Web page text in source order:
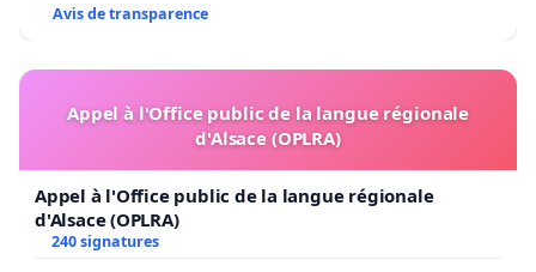
Avis de transparence
Appel à l'Office public de la langue régionale
d'Alsace (OPLRA)
Appel à l'Office public de la langue régionale
d'Alsace (OPLRA)
240 signatures